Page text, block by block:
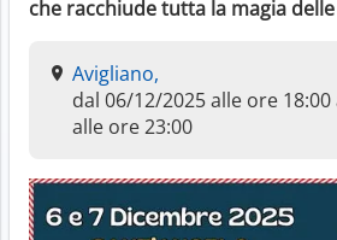
che racchiude tutta la magia
Avigliano,
dal 06/12/2025 alle ore
alle ore 23:00